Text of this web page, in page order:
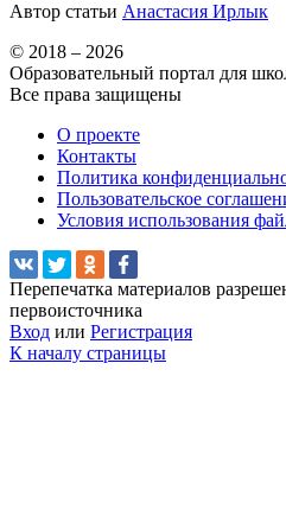
Автор статьи Анастасия Ирлык
© 2018 – 2026
Образовательный портал для
Все права защищены
О проекте
Контакты
Политика
Пользовательское
Условия использования
Перепечатка материалов
первоисточника
Вход или Регистрация
К началу страницы